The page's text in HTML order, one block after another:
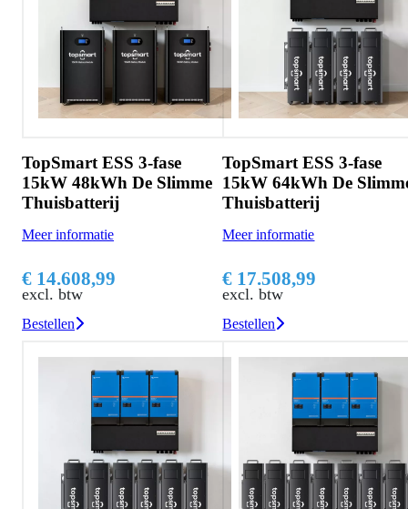
TopSmart ESS 3-fase
15kW 48kWh De Slimme
Thuisbatterij
Meer informatie
€ 14.608,99
excl. btw
Bestellen
TopSmart ESS 3-fase
15kW 64kWh De
Thuisbatterij
Meer informatie
€ 17.508,99
excl. btw
Bestellen